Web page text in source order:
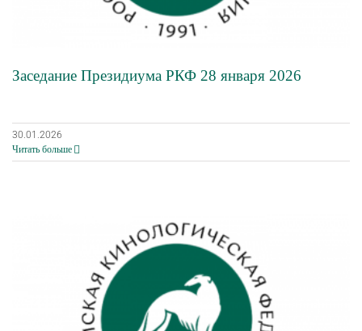
Заседание Президиума РКФ 28 января 2026
30.01.2026
Читать больше